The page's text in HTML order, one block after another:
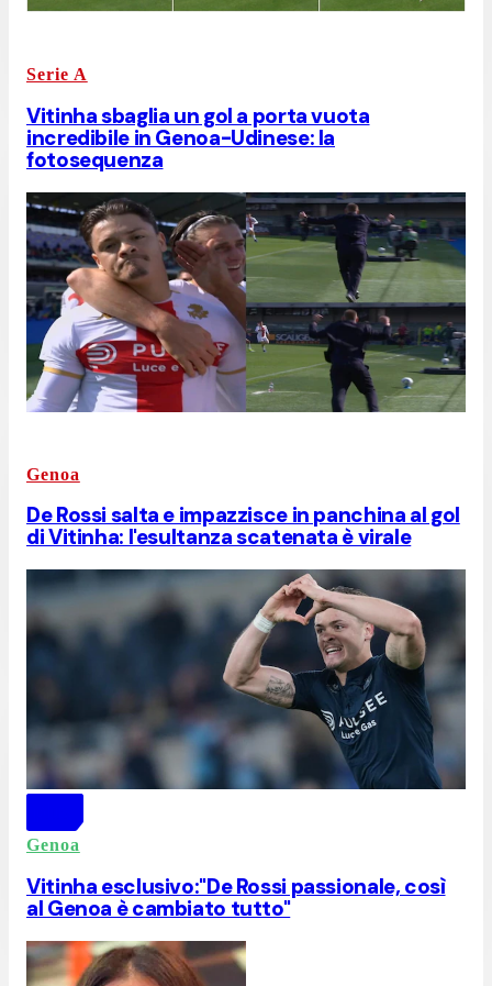
Serie A
Vitinha sbaglia un gol a porta vuota
incredibile in Genoa-Udinese: la
fotosequenza
Genoa
De Rossi salta e impazzisce in panchina al gol
di Vitinha: l'esultanza scatenata è virale
Genoa
Vitinha esclusivo:"De Rossi passionale, così
al Genoa è cambiato tutto"